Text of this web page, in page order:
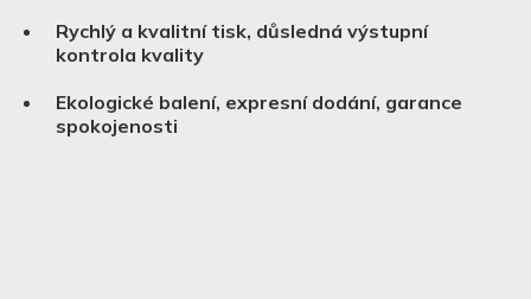
Rychlý a kvalitní tisk, důsledná výstupní
kontrola kvality
Ekologické balení, expresní dodání, garance
spokojenosti